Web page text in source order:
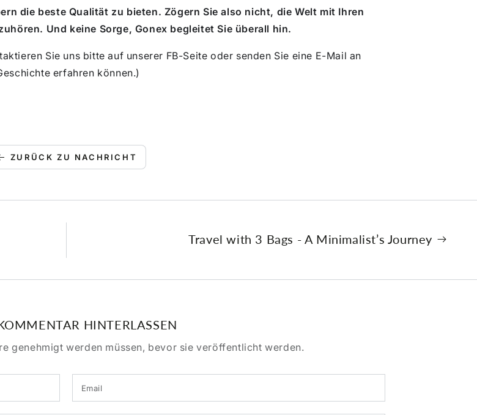
die beste Qualität zu bieten. Zögern Sie also nicht, die Welt mit Ihren
Und keine Sorge, Gonex begleitet Sie überall hin.
Sie uns bitte auf unserer FB-Seite oder senden Sie eine E-Mail an
erfahren können.)
ZURÜCK ZU NACHRICHT
Travel with 3 Bags - A Minimalist’s Journey
HINTERLASSEN
genehmigt werden müssen, bevor sie veröffentlicht werden.
Email